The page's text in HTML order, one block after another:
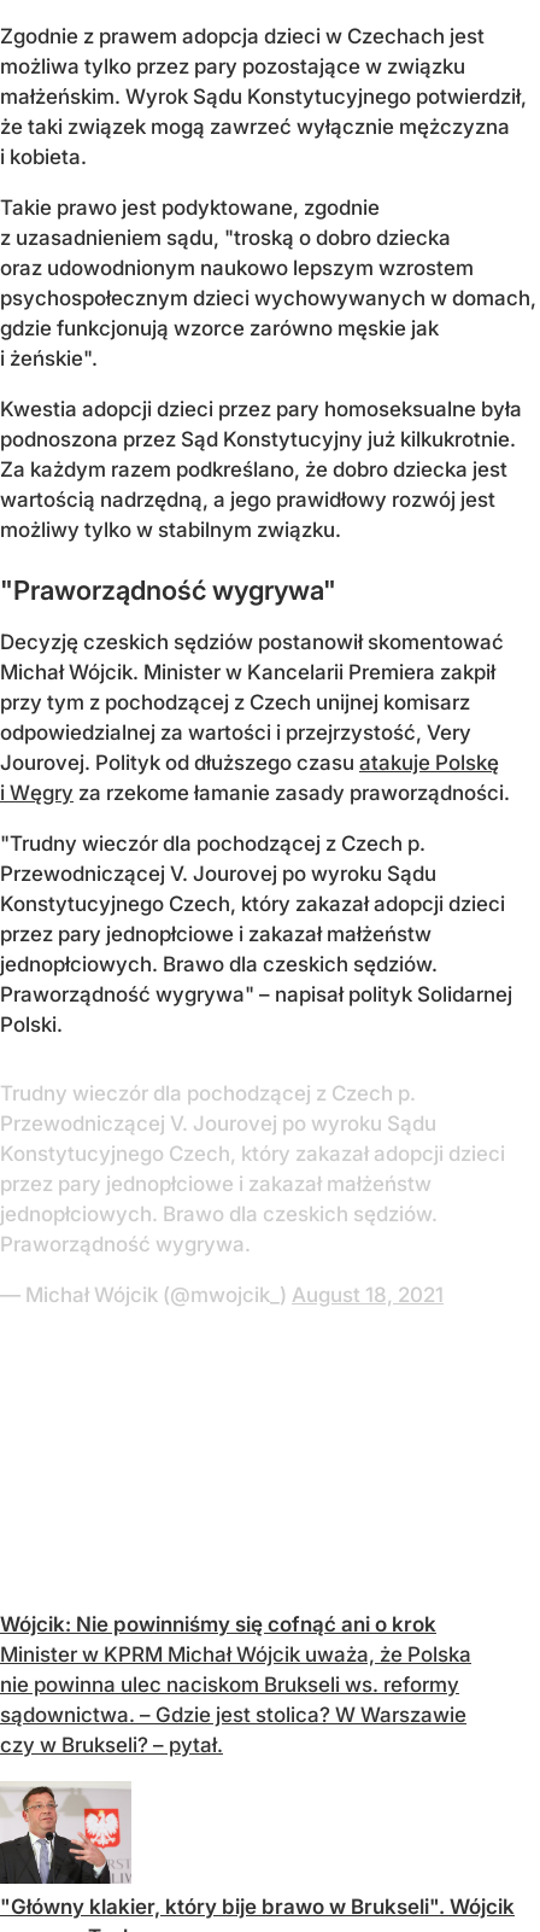
Zgodnie z prawem adopcja dzieci w Czechach jest
możliwa tylko przez pary pozostające w związku
małżeńskim. Wyrok Sądu Konstytucyjnego potwierdził,
że taki związek mogą zawrzeć wyłącznie mężczyzna
i kobieta.
Takie prawo jest podyktowane, zgodnie
z uzasadnieniem sądu, "troską o dobro dziecka
oraz udowodnionym naukowo lepszym wzrostem
psychospołecznym dzieci wychowywanych w domach,
gdzie funkcjonują wzorce zarówno męskie jak
i żeńskie".
Kwestia adopcji dzieci przez pary homoseksualne była
podnoszona przez Sąd Konstytucyjny już kilkukrotnie.
Za każdym razem podkreślano, że dobro dziecka jest
wartością nadrzędną, a jego prawidłowy rozwój jest
możliwy tylko w stabilnym związku.
"Praworządność wygrywa"
Decyzję czeskich sędziów postanowił skomentować
Michał Wójcik. Minister w Kancelarii Premiera zakpił
przy tym z pochodzącej z Czech unijnej komisarz
odpowiedzialnej za wartości i przejrzystość, Very
Jourovej. Polityk od dłuższego czasu atakuje Polskę
i Węgry za rzekome łamanie zasady praworządności.
"Trudny wieczór dla pochodzącej z Czech p.
Przewodniczącej V. Jourovej po wyroku Sądu
Konstytucyjnego Czech, który zakazał adopcji dzieci
przez pary jednopłciowe i zakazał małżeństw
jednopłciowych. Brawo dla czeskich sędziów.
Praworządność wygrywa" – napisał polityk Solidarnej
Polski.
Trudny wieczór dla pochodzącej z Czech p.
Przewodniczącej V. Jourovej po wyroku Sądu
Konstytucyjnego Czech, który zakazał adopcji dzieci
przez pary jednopłciowe i zakazał małżeństw
jednopłciowych. Brawo dla czeskich sędziów.
Praworządność wygrywa.
— Michał Wójcik (@mwojcik_) August 18, 2021
Wójcik: Nie powinniśmy się cofnąć ani o krok
Minister w KPRM Michał Wójcik uważa, że Polska
nie powinna ulec naciskom Brukseli ws. reformy
sądownictwa. – Gdzie jest stolica? W Warszawie
czy w Brukseli? – pytał.
"Główny klakier, który bije brawo w Brukseli". Wójcik